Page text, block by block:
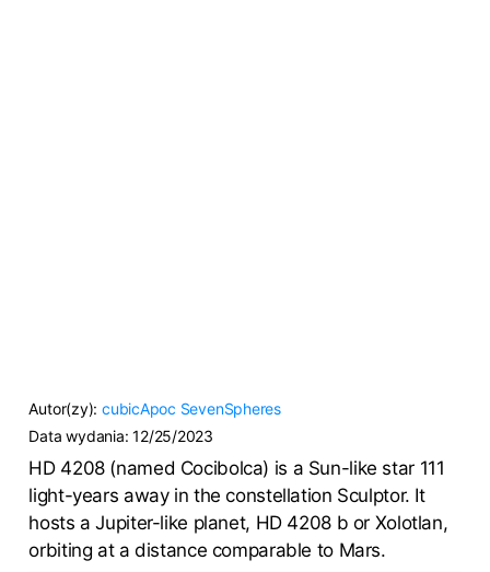
Autor(zy): cubicApoc SevenSpheres
Data wydania:12/25/2023
HD 4208 (named Cocibolca) is a Sun-like star 111
light-years away in the constellation Sculptor. It
hosts a Jupiter-like planet, HD 4208 b or Xolotlan,
orbiting at a distance comparable to Mars.